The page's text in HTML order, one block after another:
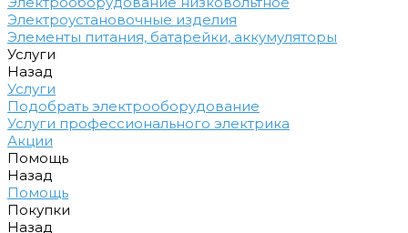
Электроустановочные изделия
Элементы питания, батарейки, аккумуляторы
Услуги
Назад
Услуги
Подобрать электрооборудование
Услуги профессионального электрика
Акции
Помощь
Назад
Помощь
Покупки
Назад